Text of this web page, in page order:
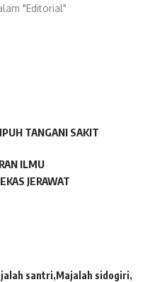
"Editorial"
TANGANI SAKIT
ILMU
JERAWAT
santri Majalah sidogiri